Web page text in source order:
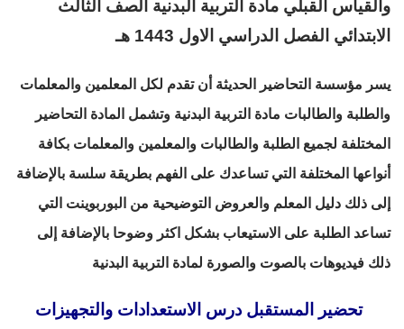
والقياس القبلي مادة التربية البدنية الصف الثالث
الابتدائي الفصل الدراسي الاول 1443 هـ
يسر مؤسسة التحاضير الحديثة أن تقدم لكل المعلمين والمعلمات
والطلبة والطالبات مادة التربية البدنية وتشمل المادة التحاضير
المختلفة لجميع الطلبة والطالبات والمعلمين والمعلمات بكافة
أنواعها المختلفة التي تساعدك على الفهم بطريقة سلسة بالإضافة
إلى ذلك دليل المعلم والعروض التوضيحية من البوربوينت التي
تساعد الطلبة على الاستيعاب بشكل اكثر وضوحا بالإضافة إلى
ذلك فيديوهات بالصوت والصورة لمادة التربية البدنية
تحضير المستقبل درس الاستعدادات والتجهيزات